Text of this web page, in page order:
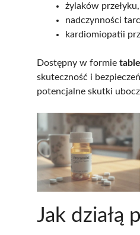
żylaków przełyku,
nadczynności
kardiomiopatii
Dostępny w formie
skuteczność i
potencjalne skutki
Jak działą